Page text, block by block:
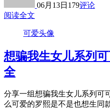
06月13日 179评论
阅读全文
可爱头像
想骗我生女儿系列
全
分享一组想骗我生女儿系列可
么可爱的罗熙是不是也想生同